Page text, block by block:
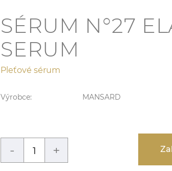
SÉRUM N°27
SERUM
Pleťové sérum
Výrobce: MANSARD
- +